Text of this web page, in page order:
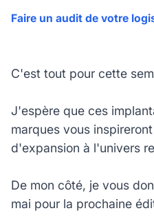
Faire un audit de votre
C'est tout pour cette
J'espère que ces
marques vous
d'expansion à l'univers
De mon côté, je vous
mai pour la prochaine